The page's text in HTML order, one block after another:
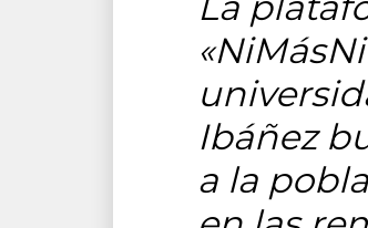
Ibáñez
a la